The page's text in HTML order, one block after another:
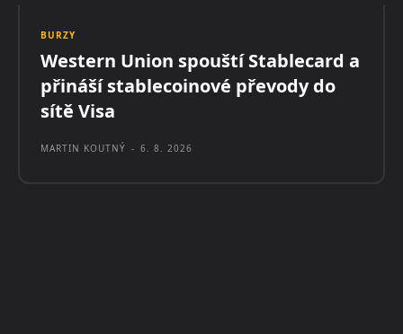
BURZY
Western Union spouští Stablecard a
přináší stablecoinové převody do
sítě Visa
MARTIN KOUTNÝ - 6. 8. 2026